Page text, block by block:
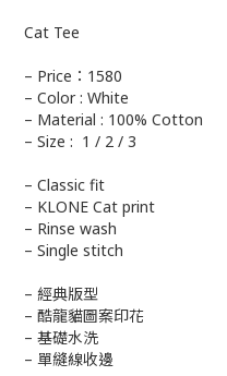
Cat Tee
– Price：1580
– Color : White
– Material : 100% Cotton
– Size : 1 / 2 / 3
– Classic fit
– KLONE Cat print
– Rinse wash
– Single stitch
– 經典版型
– 酷龍貓圖案印花
– 基礎水洗
– 單縫線收邊